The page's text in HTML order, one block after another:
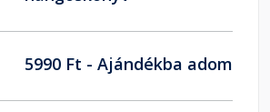
5990 Ft - Ajándékba adom